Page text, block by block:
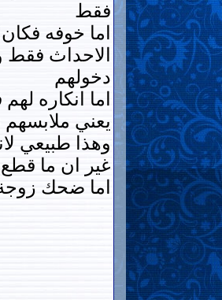
فقط
اما خوفه
الاحداث
دخولهم
اما انكاره
يعني ملابسهم
وهذا طبيعي
غير ان ما
اما ضحك زوجة